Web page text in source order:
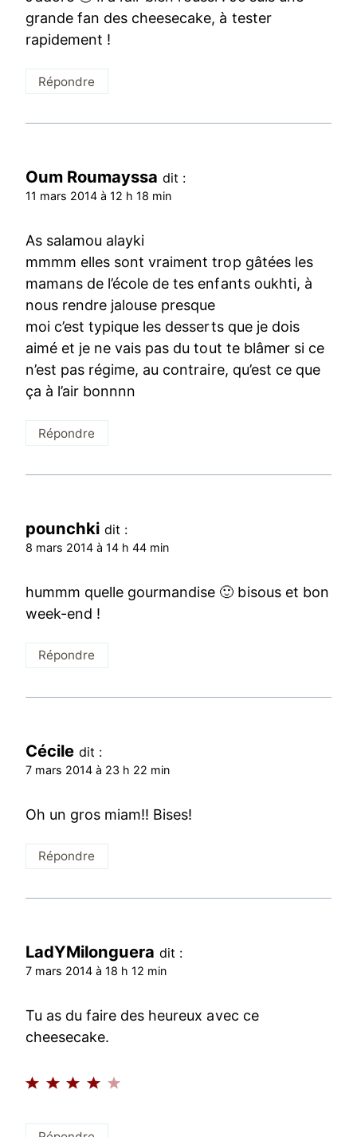
grande fan des cheesecake, à tester
rapidement !
Répondre
Oum Roumayssa dit :
11 mars 2014 à 12 h 18 min
As salamou alayki
mmmm elles sont vraiment trop gâtées les
mamans de l’école de tes enfants oukhti, à
nous rendre jalouse presque
moi c’est typique les desserts que je dois
aimé et je ne vais pas du tout te blâmer si ce
n’est pas régime, au contraire, qu’est ce que
ça à l’air bonnnn
Répondre
pounchki dit :
8 mars 2014 à 14 h 44 min
hummm quelle gourmandise 🙂 bisous et bon
week-end !
Répondre
Cécile dit :
7 mars 2014 à 23 h 22 min
Oh un gros miam!! Bises!
Répondre
LadYMilonguera dit :
7 mars 2014 à 18 h 12 min
Tu as du faire des heureux avec ce
cheesecake.